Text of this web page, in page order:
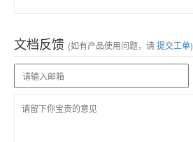
文档反馈 (如有产品使用问题，请提交工单)